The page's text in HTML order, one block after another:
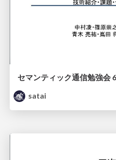
satai